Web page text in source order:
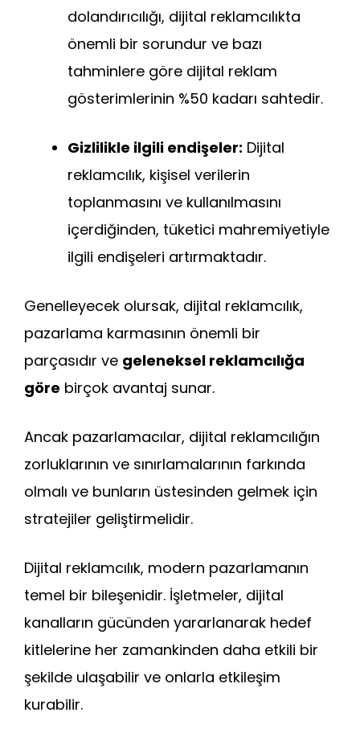
dolandırıcılığı, dijital reklamcılıkta
önemli bir sorundur ve bazı
tahminlere göre dijital reklam
gösterimlerinin %50 kadarı sahtedir.
Gizlilikle ilgili endişeler: Dijital
reklamcılık, kişisel verilerin
toplanmasını ve kullanılmasını
içerdiğinden, tüketici mahremiyetiyle
ilgili endişeleri artırmaktadır.
Genelleyecek olursak, dijital reklamcılık,
pazarlama karmasının önemli bir
parçasıdır ve geleneksel reklamcılığa
göre birçok avantaj sunar.
Ancak pazarlamacılar, dijital reklamcılığın
zorluklarının ve sınırlamalarının farkında
olmalı ve bunların üstesinden gelmek için
stratejiler geliştirmelidir.
Dijital reklamcılık, modern pazarlamanın
temel bir bileşenidir. İşletmeler, dijital
kanalların gücünden yararlanarak hedef
kitlelerine her zamankinden daha etkili bir
şekilde ulaşabilir ve onlarla etkileşim
kurabilir.